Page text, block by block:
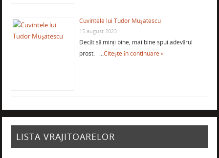
Cuvintele lui Tudor Muşatescu
15 august 2023
Decât să minți bine, mai bine spui adevărul
prost. …Citește în continuare »
LISTA VRAJITOARELOR